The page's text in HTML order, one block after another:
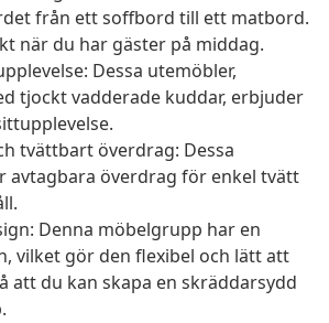
från ett soffbord till ett matbord.
när du har gäster på middag.
Dessa utemöbler,
tjockt vadderade kuddar, erbjuder
tvättbart överdrag: Dessa
avtagbara överdrag för enkel tvätt
Denna möbelgrupp har en
vilket gör den flexibel och lätt att
att du kan skapa en skräddarsydd